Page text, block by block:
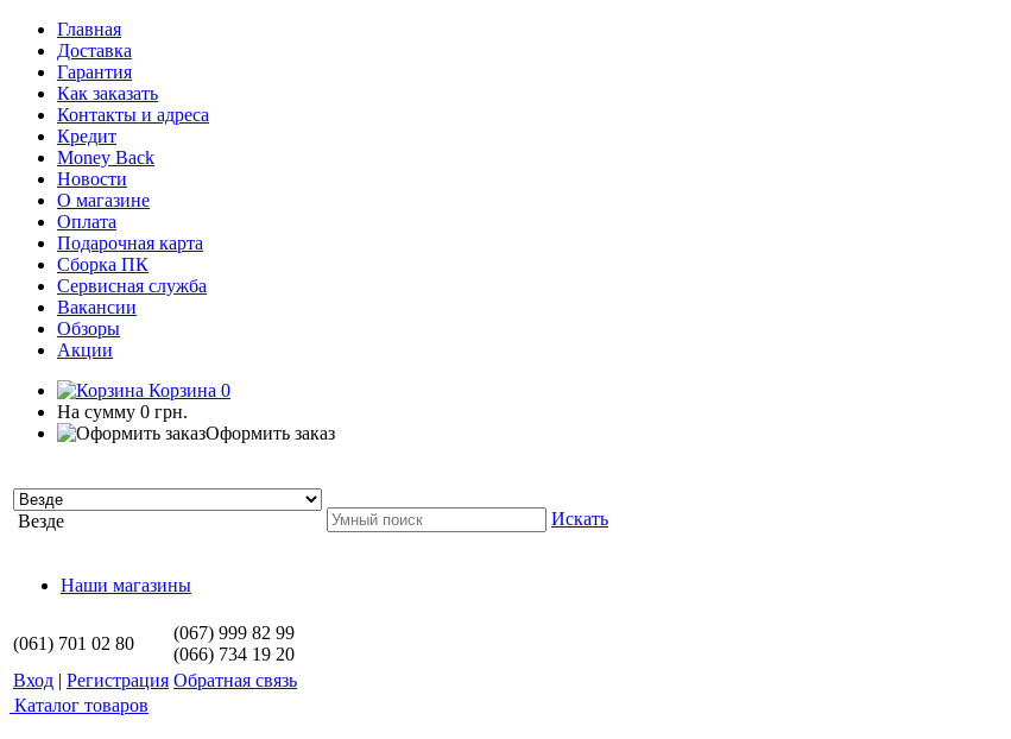
Главная
Доставка
Гарантия
Как заказать
Контакты и адреса
Кредит
Money Back
Новости
О магазине
Оплата
Подарочная карта
Сборка ПК
Сервисная служба
Вакансии
Обзоры
Акции
Корзина 0
На сумму 0 грн.
Оформить заказ
Везде Искать
Наши магазины
(061) 701 02 80
(067) 999 82 99
(066) 734 19 20
Вход | Регистрация Обратная связь
Каталог товаров